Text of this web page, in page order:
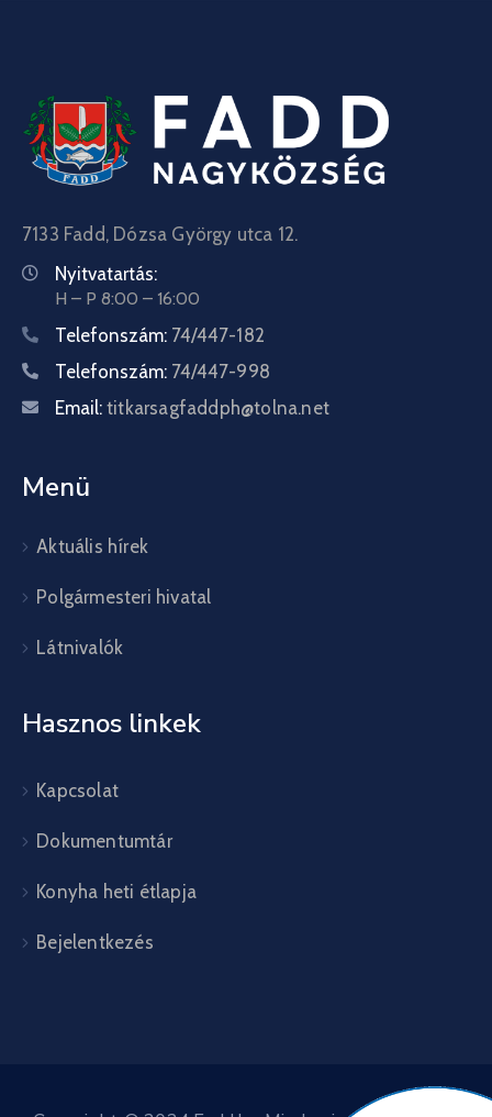
7133 Fadd, Dózsa György utca 12.
Nyitvatartás:
H – P 8:00 – 16:00
Telefonszám: 74/447-182
Telefonszám: 74/447-998
Email: titkarsagfaddph@tolna.net
Menü
Aktuális hírek
Polgármesteri hivatal
Látnivalók
Hasznos linkek
Kapcsolat
Dokumentumtár
Konyha heti étlapja
Bejelentkezés